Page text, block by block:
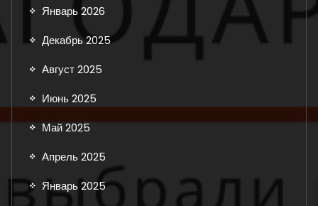
Январь 2026
Декабрь 2025
Август 2025
Июнь 2025
Май 2025
Апрель 2025
Январь 2025